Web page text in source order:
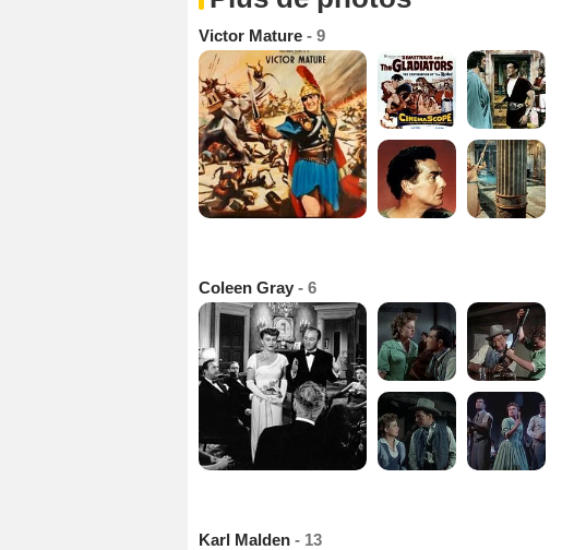
Victor Mature - 9
Coleen Gray - 6
Karl Malden - 13